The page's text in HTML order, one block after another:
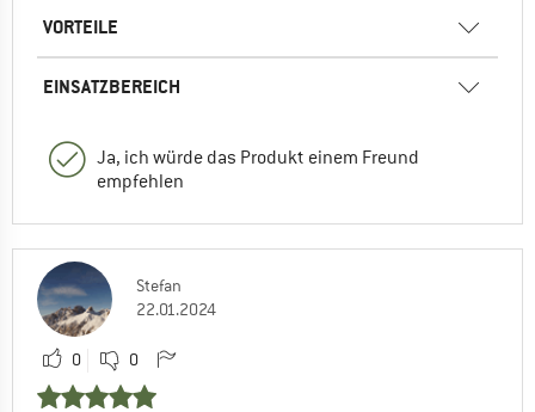
VORTEILE
EINSATZBEREICH
Ja, ich würde das Produkt einem Freund
empfehlen
Stefan
22.01.2024
0 0